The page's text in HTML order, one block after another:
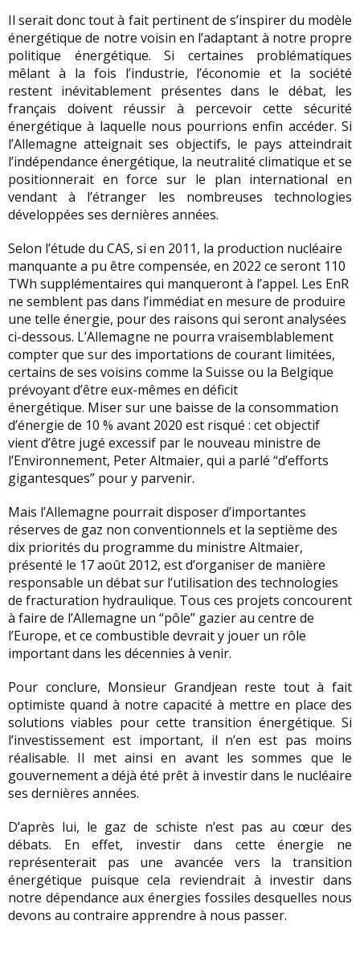
Il serait donc tout à fait pertinent de s’inspirer du modèle
énergétique de notre voisin en l’adaptant à notre propre
politique énergétique. Si certaines problématiques
mêlant à la fois l’industrie, l’économie et la société
restent inévitablement présentes dans le débat, les
français doivent réussir à percevoir cette sécurité
énergétique à laquelle nous pourrions enfin accéder. Si
l’Allemagne atteignait ses objectifs, le pays atteindrait
l’indépendance énergétique, la neutralité climatique et se
positionnerait en force sur le plan international en
vendant à l’étranger les nombreuses technologies
développées ses dernières années.
Selon l’étude du CAS, si en 2011, la production nucléaire
manquante a pu être compensée, en 2022 ce seront 110
TWh supplémentaires qui manqueront à l’appel. Les EnR
ne semblent pas dans l’immédiat en mesure de produire
une telle énergie, pour des raisons qui seront analysées
ci-dessous. L’Allemagne ne pourra vraisemblablement
compter que sur des importations de courant limitées,
certains de ses voisins comme la Suisse ou la Belgique
prévoyant d’être eux-mêmes en déficit
énergétique. Miser sur une baisse de la consommation
d’énergie de 10 % avant 2020 est risqué : cet objectif
vient d’être jugé excessif par le nouveau ministre de
l’Environnement, Peter Altmaier, qui a parlé “d’efforts
gigantesques” pour y parvenir.
Mais l’Allemagne pourrait disposer d’importantes
réserves de gaz non conventionnels et la septième des
dix priorités du programme du ministre Altmaier,
présenté le 17 août 2012, est d’organiser de manière
responsable un débat sur l’utilisation des technologies
de fracturation hydraulique. Tous ces projets concourent
à faire de l’Allemagne un “pôle” gazier au centre de
l’Europe, et ce combustible devrait y jouer un rôle
important dans les décennies à venir.
Pour conclure, Monsieur Grandjean reste tout à fait
optimiste quand à notre capacité à mettre en place des
solutions viables pour cette transition énergétique. Si
l’investissement est important, il n’en est pas moins
réalisable. Il met ainsi en avant les sommes que le
gouvernement a déjà été prêt à investir dans le nucléaire
ses dernières années.
D’après lui, le gaz de schiste n’est pas au cœur des
débats. En effet, investir dans cette énergie ne
représenterait pas une avancée vers la transition
énergétique puisque cela reviendrait à investir dans
notre dépendance aux énergies fossiles desquelles nous
devons au contraire apprendre à nous passer.